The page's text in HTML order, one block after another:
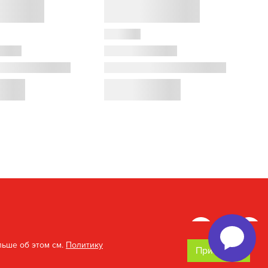
об этом см. Политику
Принимаю